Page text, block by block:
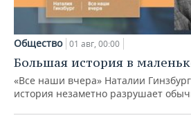
Общество 01 авг, 00:00
Большая история в
«Все наши вчера» Наталии
история незаметно разрушает